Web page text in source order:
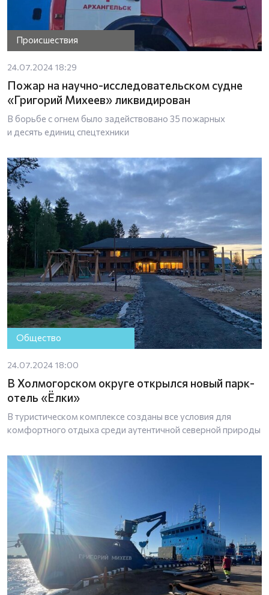
Происшествия
24.07.2024 18:29
Пожар на научно-исследовательском судне
«Григорий Михеев» ликвидирован
В борьбе с огнем было задействовано 35 пожарных
и десять единиц спецтехники
Общество
24.07.2024 18:00
В Холмогорском округе открылся новый парк-
отель «Ёлки»
В туристическом комплексе созданы все условия для
комфортного отдыха среди аутентичной северной природы